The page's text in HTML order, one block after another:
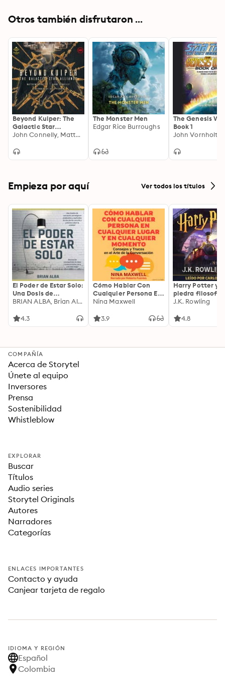
answers for the damage that the missions have caused
Otros también disfrutaron ...
Beyond Kuiper: The
Galactic Star
Alliance: A Beyond John Connelly, Matthew Medney
The Monster Men
Edgar Rice Burroughs
The Genesis
Book 1
John Vornholt
Empieza por aquí Ver todos los títulos
El Poder de Estar Solo:
Una Dosis de
Motivación
Ideas Revolucionarias
BRIAN ALBA, Brian Alba
4.3
Cómo Hablar Con
Cualquier Persona En
Cualquier Lugar Y En
Nina Maxwell
3.9
Harry Potter y
piedra filosofal
J.K. Rowling
4.8
COMPAÑÍA
Acerca de Storytel
Únete al equipo
Inversores
Prensa
Sostenibilidad
Whistleblow
EXPLORAR
Buscar
Títulos
Audio series
Storytel Originals
Autores
Narradores
Categorías
ENLACES IMPORTANTES
Contacto y ayuda
Canjear tarjeta de regalo
IDIOMA Y REGIÓN
Español
Colombia